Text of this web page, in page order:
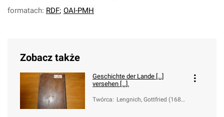
formatach: RDF; OAI-PMH
Zobacz także
Geschichte der Lande [...]
versehen [...].
Twórca: Lengnich, Gottfried (1689-